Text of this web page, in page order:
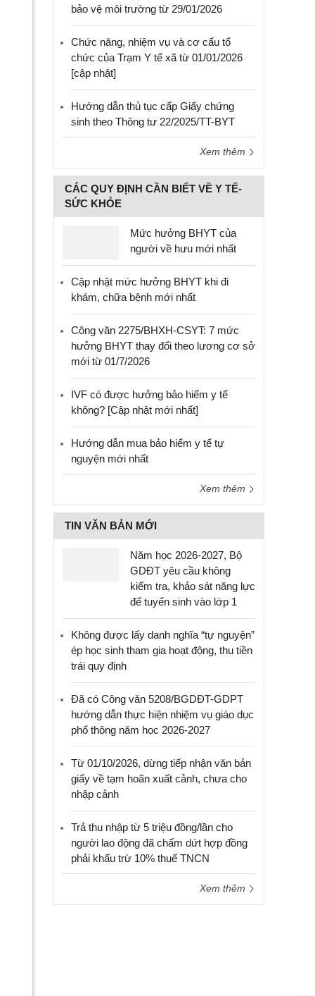
bảo vệ môi trường từ 29/01/2026
Chức năng, nhiệm vụ và cơ cấu tổ
chức của Trạm Y tế xã từ 01/01/2026
[cập nhật]
Hướng dẫn thủ tục cấp Giấy chứng
sinh theo Thông tư 22/2025/TT-BYT
Xem thêm
CÁC QUY ĐỊNH CẦN BIẾT VỀ Y TẾ-
SỨC KHỎE
Mức hưởng BHYT của
người về hưu mới nhất
Cập nhật mức hưởng BHYT khi đi
khám, chữa bệnh mới nhất
Công văn 2275/BHXH-CSYT: 7 mức
hưởng BHYT thay đổi theo lương cơ sở
mới từ 01/7/2026
IVF có được hưởng bảo hiểm y tế
không? [Cập nhật mới nhất]
Hướng dẫn mua bảo hiểm y tế tự
nguyện mới nhất
Xem thêm
TIN VĂN BẢN MỚI
Năm học 2026-2027, Bộ
GDĐT yêu cầu không
kiểm tra, khảo sát năng lực
để tuyển sinh vào lớp 1
Không được lấy danh nghĩa “tự nguyện”
ép học sinh tham gia hoạt động, thu tiền
trái quy định
Đã có Công văn 5208/BGDĐT-GDPT
hướng dẫn thực hiện nhiệm vụ giáo dục
phổ thông năm học 2026-2027
Từ 01/10/2026, dừng tiếp nhận văn bản
giấy về tạm hoãn xuất cảnh, chưa cho
nhập cảnh
Trả thu nhập từ 5 triệu đồng/lần cho
người lao động đã chấm dứt hợp đồng
phải khấu trừ 10% thuế TNCN
Xem thêm